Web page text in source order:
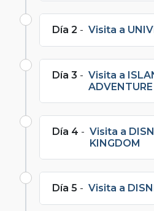
Día 2 - Visita a
Día 3 - Visita a
ADVENTURE
Día 4 - Visita a
KINGDOM
Día 5 - Visita a